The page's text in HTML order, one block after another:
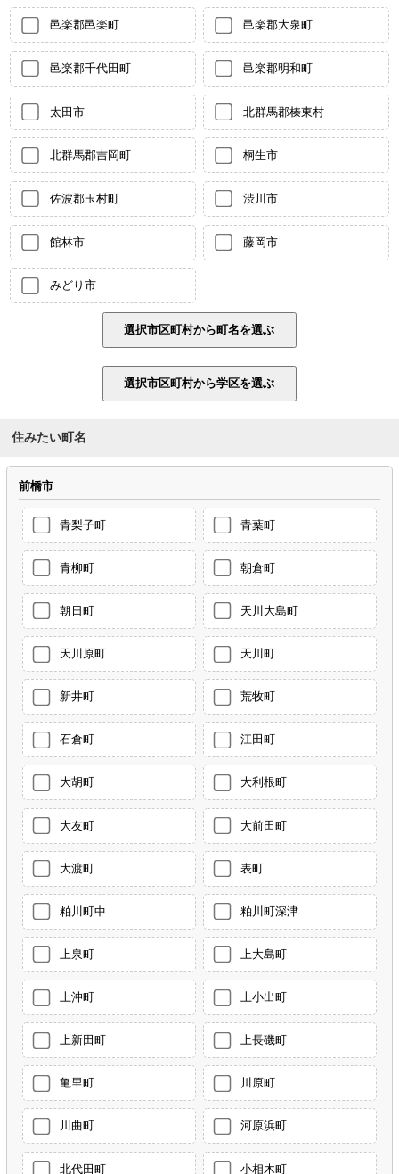
邑楽郡邑楽町 邑楽郡大泉町
邑楽郡千代田町 邑楽郡明和町
太田市 北群馬郡榛東村
北群馬郡吉岡町 桐生市
佐波郡玉村町 渋川市
館林市 藤岡市
みどり市
住みたい町名
前橋市
青梨子町 青葉町
青柳町 朝倉町
朝日町 天川大島町
天川原町 天川町
新井町 荒牧町
石倉町 江田町
大胡町 大利根町
大友町 大前田町
大渡町 表町
粕川町中 粕川町深津
上泉町 上大島町
上沖町 上小出町
上新田町 上長磯町
亀里町 川原町
川曲町 河原浜町
北代田町 小相木町